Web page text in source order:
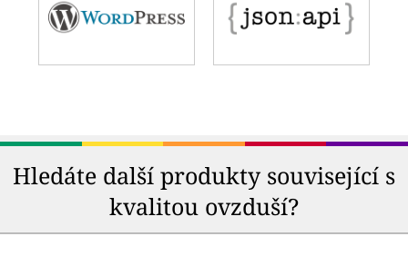
Hledáte další produkty související s
kvalitou ovzduší?